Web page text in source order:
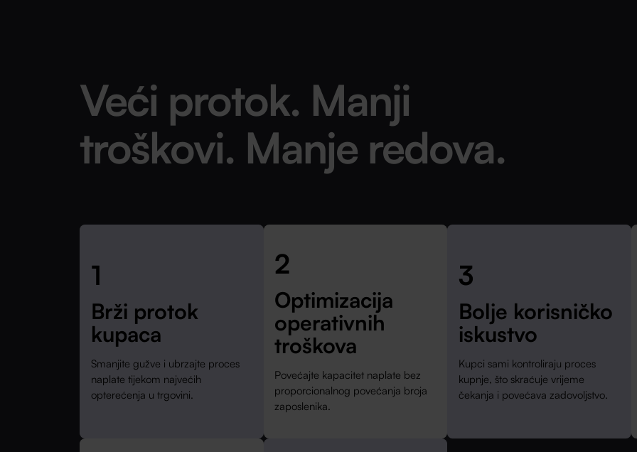
Veći protok. Manji
troškovi. Manje redova.
1
Brži protok
kupaca
Smanjite gužve i ubrzajte proces
naplate tijekom najvećih
opterećenja u trgovini.
2
Optimizacija
operativnih
troškova
Povećajte kapacitet naplate bez
proporcionalnog povećanja broja
zaposlenika.
3
Bolje korisničko
iskustvo
Kupci sami kontroliraju proces
kupnje, što skraćuje vrijeme
čekanja i povećava zadovoljstvo.